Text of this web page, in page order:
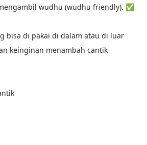
wudhu (wudhu friendly). ✅
bisa di pakai di dalam atau di luar
keinginan menambah cantik